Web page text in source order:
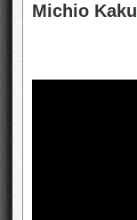
Michio Kaku